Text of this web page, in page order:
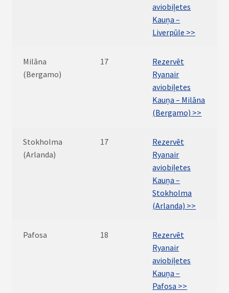
aviobiļetes
Kauņa –
Liverpūle >>
Milāna
(Bergamo)
17
Rezervēt
Ryanair
aviobiļetes
Kauņa – Milāna
(Bergamo) >>
Stokholma
(Arlanda)
17
Rezervēt
Ryanair
aviobiļetes
Kauņa –
Stokholma
(Arlanda) >>
Pafosa 18
Rezervēt
Ryanair
aviobiļetes
Kauņa –
Pafosa >>